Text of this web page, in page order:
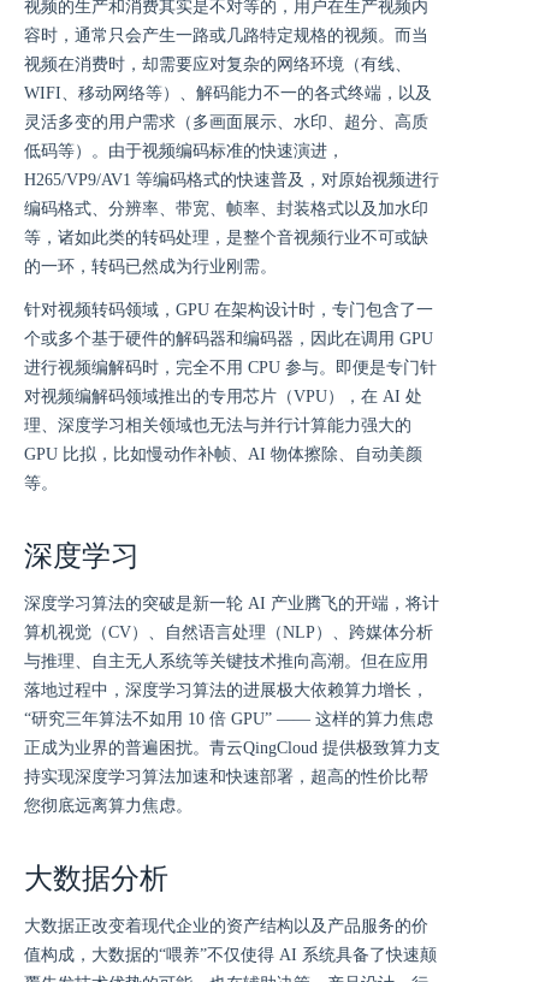
视频的生产和消费其实是不对等的，用户在生产视频内
容时，通常只会产生一路或几路特定规格的视频。而当
视频在消费时，却需要应对复杂的网络环境（有线、
WIFI、移动网络等）、解码能力不一的各式终端，以及
灵活多变的用户需求（多画面展示、水印、超分、高质
低码等）。由于视频编码标准的快速演进，
H265/VP9/AV1 等编码格式的快速普及，对原始视频进行
编码格式、分辨率、带宽、帧率、封装格式以及加水印
等，诸如此类的转码处理，是整个音视频行业不可或缺
的一环，转码已然成为行业刚需。
针对视频转码领域，GPU 在架构设计时，专门包含了一
个或多个基于硬件的解码器和编码器，因此在调用 GPU
进行视频编解码时，完全不用 CPU 参与。即便是专门针
对视频编解码领域推出的专用芯片（VPU），在 AI 处
理、深度学习相关领域也无法与并行计算能力强大的
GPU 比拟，比如慢动作补帧、AI 物体擦除、自动美颜
等。
深度学习
深度学习算法的突破是新一轮 AI 产业腾飞的开端，将计
算机视觉（CV）、自然语言处理（NLP）、跨媒体分析
与推理、自主无人系统等关键技术推向高潮。但在应用
落地过程中，深度学习算法的进展极大依赖算力增长，
“研究三年算法不如用 10 倍 GPU” —— 这样的算力焦虑
正成为业界的普遍困扰。青云QingCloud 提供极致算力支
持实现深度学习算法加速和快速部署，超高的性价比帮
您彻底远离算力焦虑。
大数据分析
大数据正改变着现代企业的资产结构以及产品服务的价
值构成，大数据的“喂养”不仅使得 AI 系统具备了快速颠